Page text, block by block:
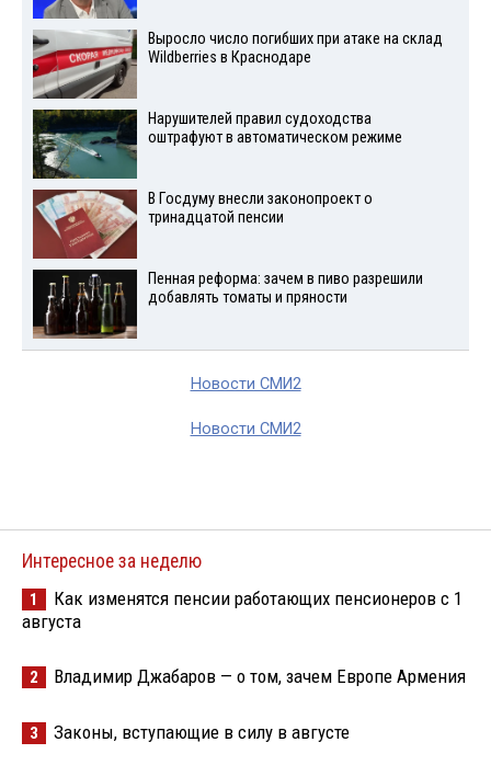
Выросло число погибших при атаке на склад
Wildberries в Краснодаре
Нарушителей правил судоходства
оштрафуют в автоматическом режиме
В Госдуму внесли законопроект о
тринадцатой пенсии
Пенная реформа: зачем в пиво разрешили
добавлять томаты и пряности
Новости СМИ2
Новости СМИ2
Интересное за неделю
1
Как изменятся пенсии работающих пенсионеров с 1
августа
2 Владимир Джабаров — о том, зачем Европе Армения
3 Законы, вступающие в силу в августе